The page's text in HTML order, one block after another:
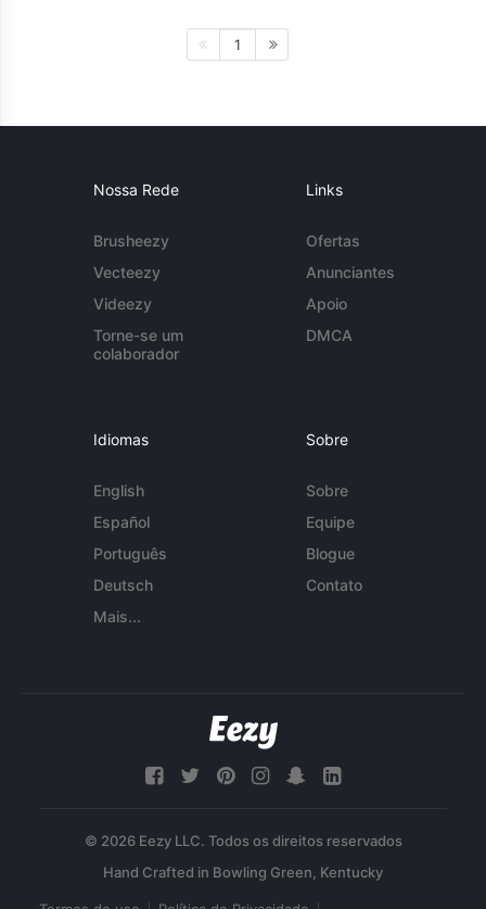
1
Nossa Rede
Brusheezy
Vecteezy
Videezy
Torne-se um
colaborador
Links
Ofertas
Anunciantes
Apoio
DMCA
Idiomas
English
Español
Português
Deutsch
Mais...
Sobre
Sobre
Equipe
Blogue
Contato
© 2026 Eezy LLC. Todos os direitos reservados